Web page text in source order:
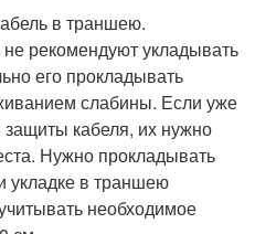
в траншею.
рекомендуют укладывать
его прокладывать
слабины. Если уже
кабеля, их нужно
Нужно прокладывать
укладке в траншею
необходимое